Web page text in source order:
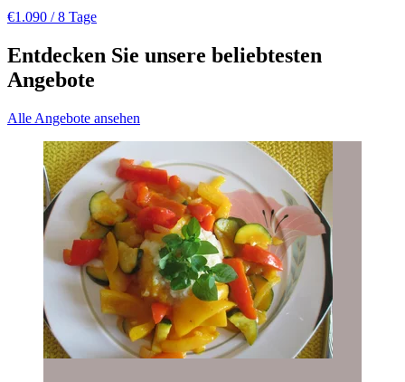
€1.090 / 8 Tage
Entdecken Sie unsere beliebtesten
Angebote
Alle Angebote ansehen